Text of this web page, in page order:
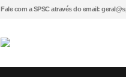
Fale com a SPSC através do email: